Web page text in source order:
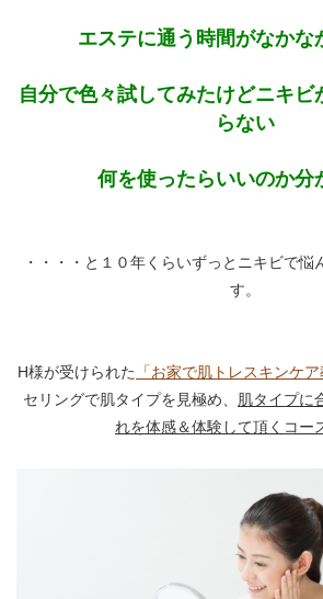
エステに通う時間がなかな
自分で色々試してみたけどニキビ
らない
何を使ったらいいのか分
・・・・と１０年くらいずっとニキビで悩
す。
H様が受けられた 「お家で肌トレスキンケア
セリングで肌タイプを見極め、 肌タイプに
れを体感＆体験して頂くコー